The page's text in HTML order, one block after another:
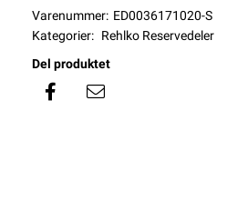
Varenummer: ED0036171020-S
Kategorier: Rehlko Reservedeler
Del produktet